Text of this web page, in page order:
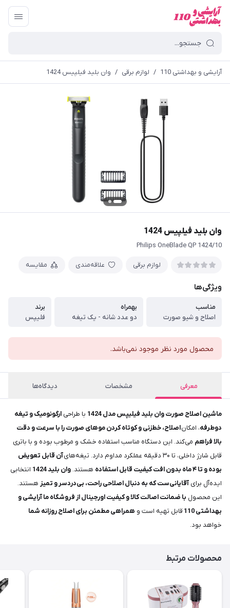
آرایشی و بهداشتی 110 / لوازم برقی / وان بلید فیلپیس 1424
وان بلید فیلپیس 1424
Philips OneBlade QP 1424/10
لوازم برقی علاقه‌مندی مقایسه
ویژگی‌ها
مناسب
اصلاح و شیو صورت
بهمراه
دو عدد شانه - یک تیغه
برند
فلیپس
محصول مورد نظر موجود نمی‌باشد.
معرفی مشخصات دیدگاه‌ها
ماشین اصلاح صورت وان بلید فیلیپس مدل 1424 با طراحی ارگونومیک و تیغه
دوطرفه، امکاناصلاح، خط‌زنی و کوتاه کردن موهای صورت را با سرعت و دقت
بالا فراهم می‌کند. این دستگاه مناسب استفاده خشک و مرطوب بوده و با باتری
قابل شارژ داخلی، تا ۳۰ دقیقه عملکرد مداوم دارد. تیغه‌های
آن قابل تعویض
بوده و تا ۴ ماه بدون افت کیفیت قابل استفاده
هستند. وان بلید 1424
انتخابی
ایده‌آل برای آقایانی‌ست که به دنبال اصلاحی راحت، بی‌دردسر و تمیز هستند.
این محصول با ضمانت اصالت کالا و کیفیت اورجینال از فروشگاه ما آرایشی و
بهداشتی 110
قابل تهیه است و همراهی مطمئن برای اصلاح روزانه شما
خواهد بود.
محصولات مرتبط